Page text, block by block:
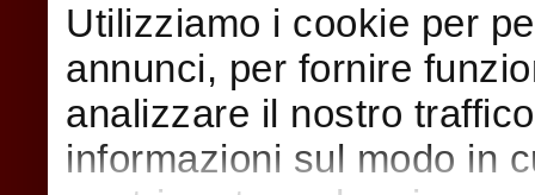
Utilizziamo i cookie per
annunci, per fornire
analizzare il nostro
informazioni sul modo in